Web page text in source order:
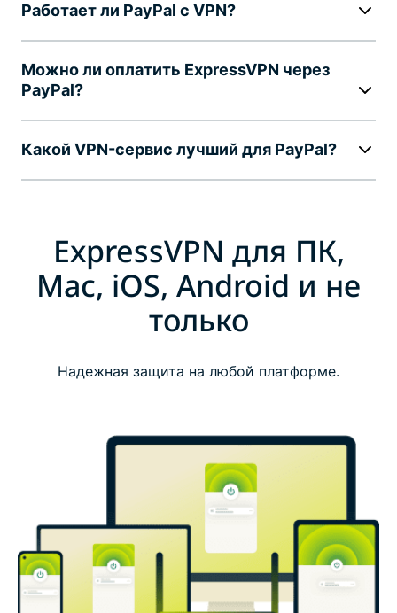
Работает ли PayPal с VPN?
Можно ли оплатить ExpressVPN через
PayPal?
Какой VPN-сервис лучший для PayPal?
ExpressVPN для ПК,
Mac, iOS, Android и не
только
Надежная защита на любой платформе.